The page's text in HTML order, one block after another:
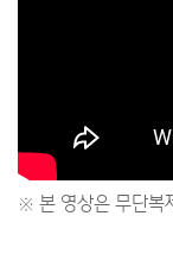
※ 본 영상은 무단복